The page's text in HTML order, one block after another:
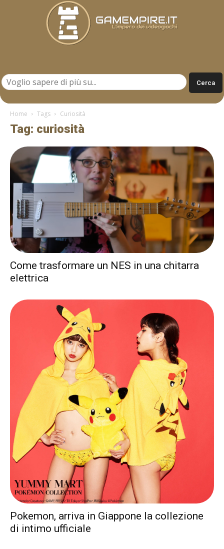
Home Tags Curiosità
Tag: curiosità
Come trasformare un NES in una chitarra
elettrica
Pokemon, arriva in Giappone la collezione
di intimo ufficiale